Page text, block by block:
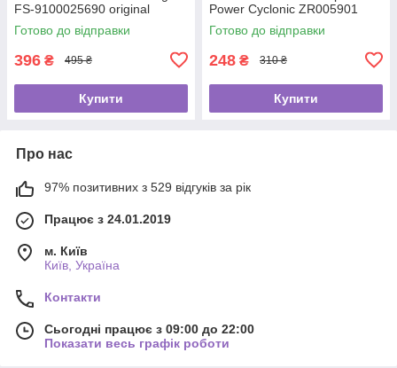
FS-9100025690 original
Готово до відправки
396 ₴ 495 ₴
Купити
Power Cyclonic ZR005901
Готово до відправки
248 ₴ 310 ₴
Купити
Про нас
97% позитивних з 529 відгуків за рік
Працює з 24.01.2019
м. Київ
Київ, Україна
Контакти
Сьогодні працює з 09:00 до 22:00
Показати весь графік роботи